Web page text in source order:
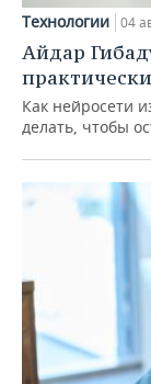
Технологии 04
Айдар
Как нейросети
делать, чтобы